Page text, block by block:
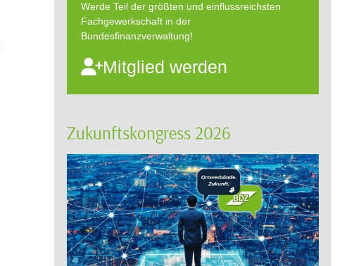
Werde Teil der größten und einflussreichsten
Fachgewerkschaft in der
Bundesfinanzverwaltung!
Mitglied werden
Zukunftskongress 2026